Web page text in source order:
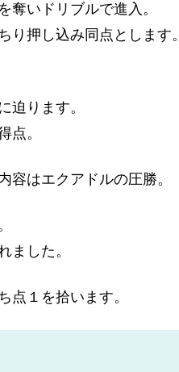
奪いドリブルで進入。
り押し込み同点とします。
迫ります。
点。
容はエクアドルの圧勝。
ました。
点１を拾います。